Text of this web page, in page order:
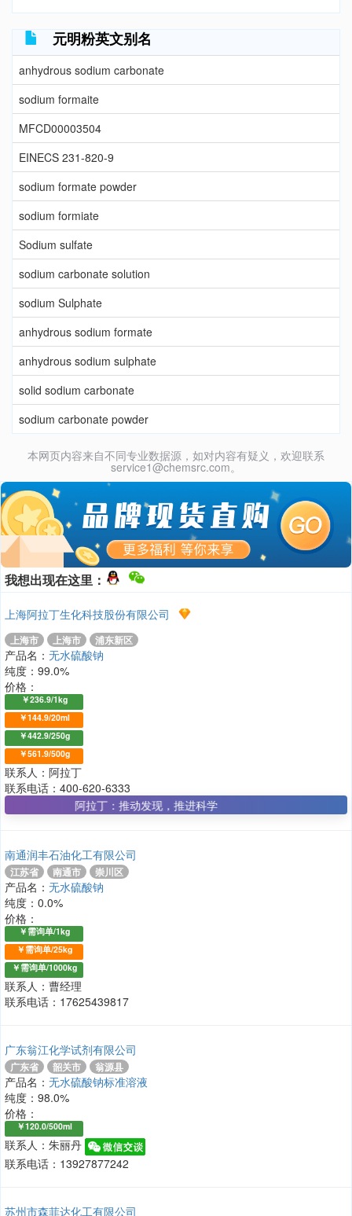
元明粉英文别名
anhydrous sodium carbonate
sodium formaite
MFCD00003504
EINECS 231-820-9
sodium formate powder
sodium formiate
Sodium sulfate
sodium carbonate solution
sodium Sulphate
anhydrous sodium formate
anhydrous sodium sulphate
solid sodium carbonate
sodium carbonate powder
本网页内容来自不同专业数据源，如对内容有疑义，欢迎联系
service1@chemsrc.com。
我想出现在这里：
上海阿拉丁生化科技股份有限公司
上海市 上海市 浦东新区
产品名： 无水硫酸钠
纯度：99.0%
价格：
￥236.9/1kg
￥144.9/20ml
￥442.9/250g
￥561.9/500g
联系人：阿拉丁
联系电话：400-620-6333
阿拉丁：推动发现，推进科学
南通润丰石油化工有限公司
江苏省 南通市 崇川区
产品名： 无水硫酸钠
纯度：0.0%
价格：
￥需询单/1kg
￥需询单/25kg
￥需询单/1000kg
联系人：曹经理
联系电话：17625439817
广东翁江化学试剂有限公司
广东省 韶关市 翁源县
产品名： 无水硫酸钠标准溶液
纯度：98.0%
价格：
￥120.0/500ml
联系人：朱丽丹
联系电话：13927877242
苏州市森菲达化工有限公司